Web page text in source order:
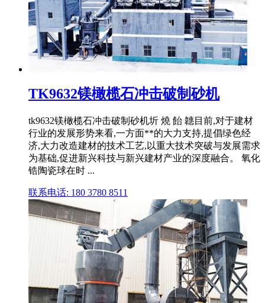
TK9632镁橄榄石冲击破制砂机
tk9632镁橄榄石冲击破制砂机圻 燒 飴 韢目前,对于建材
行业的发展形势来看,一方面**的大力支持,提倡绿色经
济,大力改造建材的技术工艺,以重大技术突破与发展需求
为基础,促进新兴科技与新兴建材产业的深度融合。 氧化
锆陶瓷球在时 ...
联系电话: 180 3780 8511